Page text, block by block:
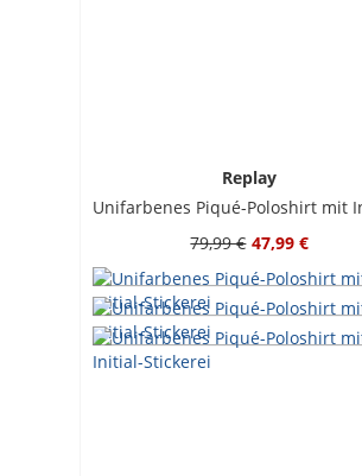
Replay
79,99 € 47,99 €